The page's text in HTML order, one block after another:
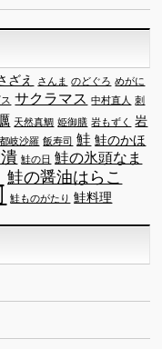
ざえ さんま のどぐろ めがに
サクラマス 中村直人
刺
天然真鯛 姫御膳 岩もずく
岩
都岐沙羅 飯寿司 鮭 鮭のかほ
鮭の日 鮭の氷頭なま
鮭の醤油はらこ
鮭ものがたり 鮭料理